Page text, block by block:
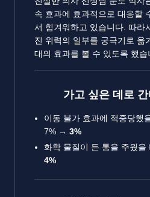
속 효과에 효과적으로 대응할
서 힘겨워하고 있습니다. 따라
진 위력의 일부를 궁극기로 옮
대의 효과를 볼 수 있도록 했습
가고 싶은 데로
이동 불가 효과에 적중당했
7% → 3%
화학 물질이 든 통을 주웠
4%